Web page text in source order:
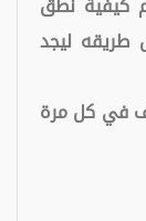
طريقه ليجد
في كل مرة